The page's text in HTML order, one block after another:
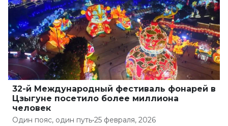
32-й Международный фестиваль фонарей в
Цзыгуне посетило более миллиона
человек
Один пояс, один путь•25 февраля, 2026